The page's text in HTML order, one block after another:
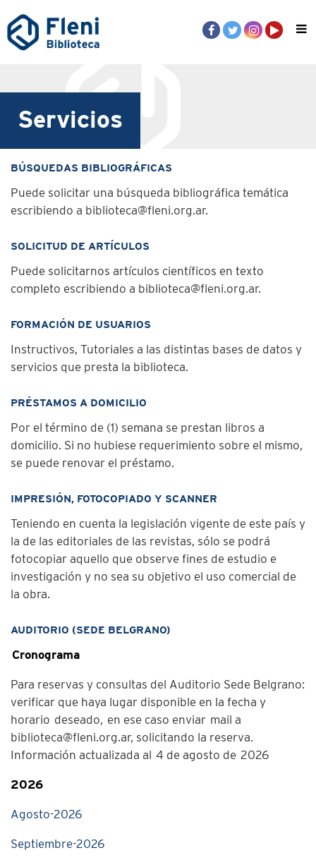
Servicios
BÚSQUEDAS BIBLIOGRÁFICAS
Puede solicitar una búsqueda bibliográfica temática
escribiendo a biblioteca@fleni.org.ar.
SOLICITUD DE ARTÍCULOS
Puede solicitarnos artículos científicos en texto
completo escribiendo a biblioteca@fleni.org.ar.
FORMACIÓN DE USUARIOS
Instructivos, Tutoriales a las distintas bases de datos y
servicios que presta la biblioteca.
PRÉSTAMOS A DOMICILIO
Por el término de (1) semana se prestan libros a
domicilio. Si no hubiese requerimiento sobre el mismo,
se puede renovar el préstamo.
IMPRESIÓN, FOTOCOPIADO Y SCANNER
Teniendo en cuenta la legislación vigente de este país y
la de las editoriales de las revistas, sólo se podrá
fotocopiar aquello que observe fines de estudio e
investigación y no sea su objetivo el uso comercial de
la obra.
AUDITORIO (SEDE BELGRANO)
Cronograma
Para reservas y consultas del Auditorio Sede Belgrano:
verificar que haya lugar disponible en la fecha y
horario deseado, en ese caso enviar mail a
biblioteca@fleni.org.ar, solicitando la reserva.
Información actualizada al 4 de agosto de 2026
2026
Agosto-2026
Septiembre-2026